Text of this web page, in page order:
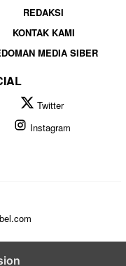
REDAKSI
KONTAK KAMI
MEDIA SIBER
Twitter
Instagram